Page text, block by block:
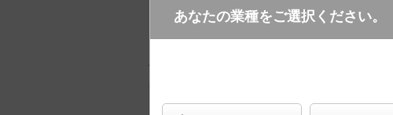
FYY56014C LT9
あなたの業種をご選択ください。